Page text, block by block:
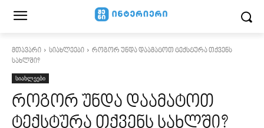
მთავარი სიახლეები
როგორ უნდა დაამატოთ ტექსტურა თქვენს
სახლში?
სიახლეები
როგორ უნდა დაამატოთ
ტექსტურა თქვენს სახლში?